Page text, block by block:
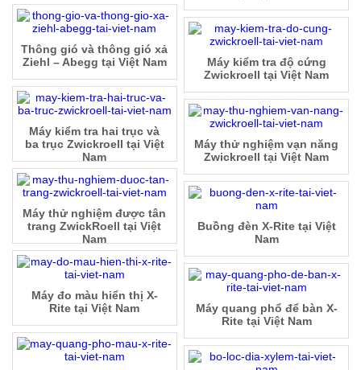
Thông gió và thông gió xả
Ziehl – Abegg tại Việt Nam
Máy kiểm tra độ cứng
Zwickroell tại Việt Nam
Máy kiểm tra hai trục và
ba trục Zwickroell tại Việt
Nam
Máy thử nghiệm vạn năng
Zwickroell tại Việt Nam
Máy thử nghiệm được tân
trang ZwickRoell tại Việt
Nam
Buồng đèn X-Rite tại Việt
Nam
Máy đo màu hiển thị X-
Rite tại Việt Nam
Máy quang phổ để bàn X-
Rite tại Việt Nam